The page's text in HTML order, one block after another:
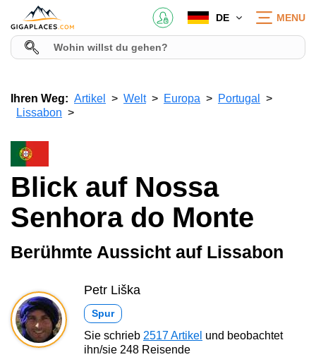
DE MENU
Ihren Weg: Artikel Welt Europa
Portugal
Lissabon
Blick auf Nossa
Senhora do Monte
Berühmte Aussicht auf Lissabon
Petr Liška
Spur
Sie schrieb 2517 Artikel und beobachtet
ihn/sie 248 Reisende